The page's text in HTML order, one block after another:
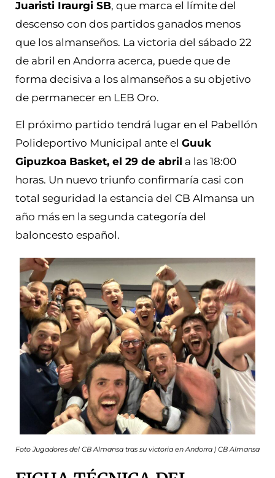
Juaristi Iraurgi SB, que marca el límite del
descenso con dos partidos ganados menos
que los almanseños. La victoria del sábado 22
de abril en Andorra acerca, puede que de
forma decisiva a los almanseños a su objetivo
de permanecer en LEB Oro.
El próximo partido tendrá lugar en el Pabellón
Polideportivo Municipal ante el Guuk
Gipuzkoa Basket, el 29 de abril a las 18:00
horas. Un nuevo triunfo confirmaría casi con
total seguridad la estancia del CB Almansa un
año más en la segunda categoría del
baloncesto español.
Foto Jugadores del CB Almansa tras su victoria en Andorra | CB Almansa